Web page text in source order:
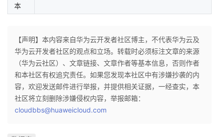
本
【声明】本内容来自华为云开发者社区博主，不代表华为云及
华为云开发者社区的观点和立场。转载时必须标注文章的来源
（华为云社区）、文章链接、文章作者等基本信息，否则作者
和本社区有权追究责任。如果您发现本社区中有涉嫌抄袭的内
容，欢迎发送邮件进行举报，并提供相关证据，一经查实，本
社区将立刻删除涉嫌侵权内容，举报邮箱：
cloudbbs@huaweicloud.com